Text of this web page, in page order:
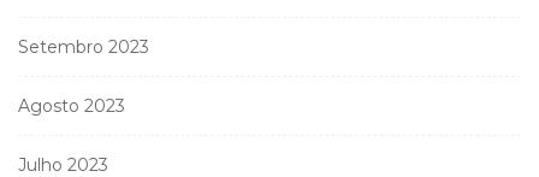
Setembro 2023
Agosto 2023
Julho 2023